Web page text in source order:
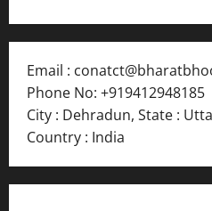
Email :
Phone No: +919412948185
City : Dehradun, State :
Country : India